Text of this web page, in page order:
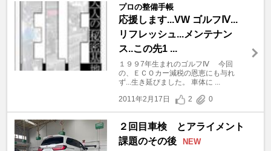
プロの整備手帳
応援します...VW ゴルフⅣ...
リフレッシュ...メンテナン
ス..この先1 ...
１９９7年生まれのゴルフⅣ 今回
の、ＥＣＯカー減税の恩恵にも与れ
ず...生き延びました。 車体に ...
2011年2月17日
2 0
２回目車検 とアライメント
課題のその後
NEW